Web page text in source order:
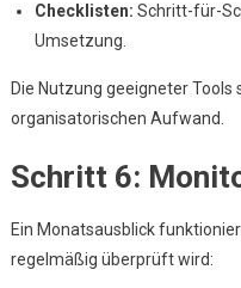
Checklisten: Schritt-für-
Umsetzung.
Die Nutzung geeigneter
organisatorischen Aufwand.
Schritt 6:
Ein Monatsausblick
regelmäßig überprüft wird: